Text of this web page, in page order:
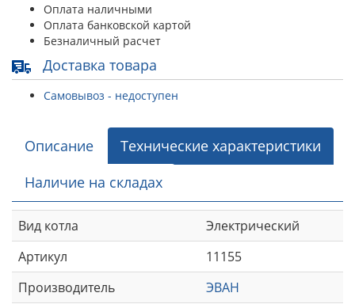
Оплата наличными
Оплата банковской картой
Безналичный расчет
Доставка товара
Самовывоз - недоступен
Описание
Технические характеристики
Наличие на складах
Вид котла
Электрический
Артикул
11155
Производитель
ЭВАН